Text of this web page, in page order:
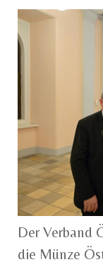
Der Verband
die Münze